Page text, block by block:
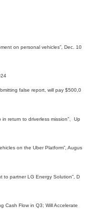
on personal vehicles”, Dec. 10
false report, will pay $500,0
return to driverless mission”、Up
on the Uber Platform”, Augus
to partner LG Energy Solution”, D
Cash Flow in Q3; Will Accelerate